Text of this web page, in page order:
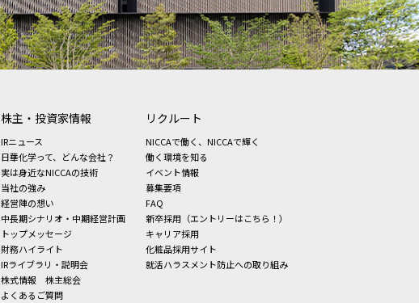
株主・投資家情報
IRニュース
日華化学って、どんな会社？
実は身近なNICCAの技術
当社の強み
経営陣の想い
中長期シナリオ・中期経営計画
トップメッセージ
財務ハイライト
IRライブラリ・説明会
株式情報
株主総会
よくあるご質問
リクルート
NICCAで働く、NICCAで輝く
働く環境を知る
イベント情報
募集要項
FAQ
新卒採用（エントリーはこちら！）
キャリア採用
化粧品採用サイト
就活ハラスメント防止への取り組み